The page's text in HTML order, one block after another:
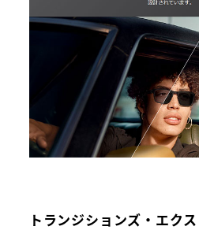
トランジションズ・エク